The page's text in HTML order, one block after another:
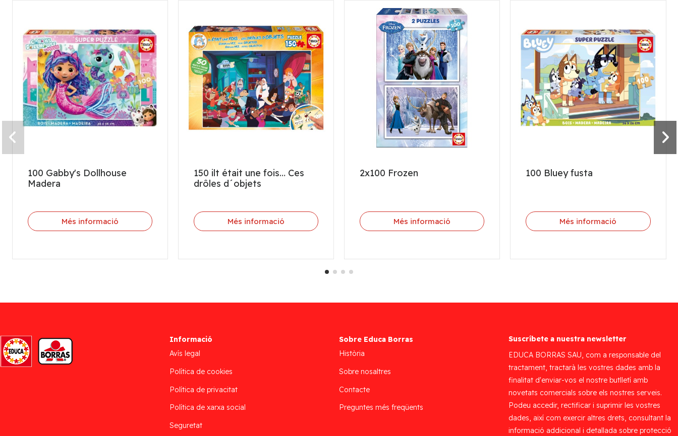
100 Gabby's Dollhouse
Madera
Més informació
150 ilt était une fois… Ces
drôles d´objets
Més informació
2x100 Frozen
Més informació
100 Bluey fusta
Més informació
Informació
Avís legal
Política de cookies
Política de privacitat
Política de xarxa social
Seguretat
Sobre Educa Borras
Història
Sobre nosaltres
Contacte
Preguntes més freqüents
Suscríbete a nuestra newsletter
EDUCA BORRAS SAU, com a responsable del
tractament, tractarà les vostres dades amb la
finalitat d'enviar-vos el nostre butlletí amb
novetats comercials sobre els nostres serveis.
Podeu accedir, rectificar i suprimir les vostres
dades, així com exercir altres drets, consultant la
informació addicional i detallada sobre protecció